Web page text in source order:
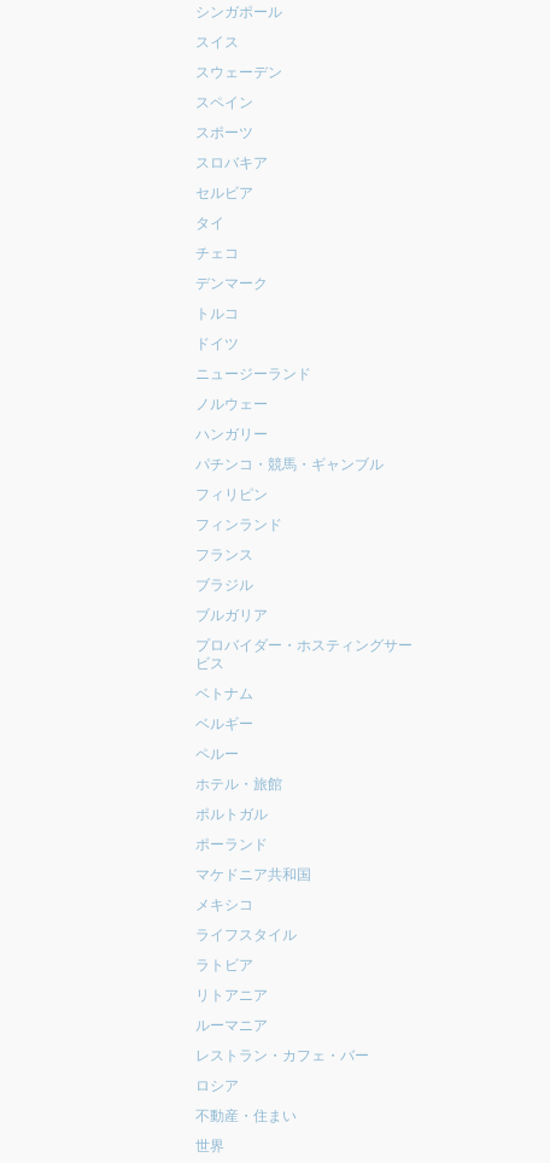
シンガポール
スイス
スウェーデン
スペイン
スポーツ
スロバキア
セルビア
タイ
チェコ
デンマーク
トルコ
ドイツ
ニュージーランド
ノルウェー
ハンガリー
パチンコ・競馬・ギャンブル
フィリピン
フィンランド
フランス
ブラジル
ブルガリア
プロバイダー・ホスティングサー
ビス
ベトナム
ベルギー
ペルー
ホテル・旅館
ポルトガル
ポーランド
マケドニア共和国
メキシコ
ライフスタイル
ラトビア
リトアニア
ルーマニア
レストラン・カフェ・バー
ロシア
不動産・住まい
世界